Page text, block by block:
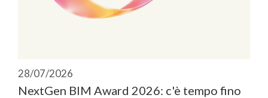
28/07/2026
NextGen BIM Award 2026: c'è tempo fino